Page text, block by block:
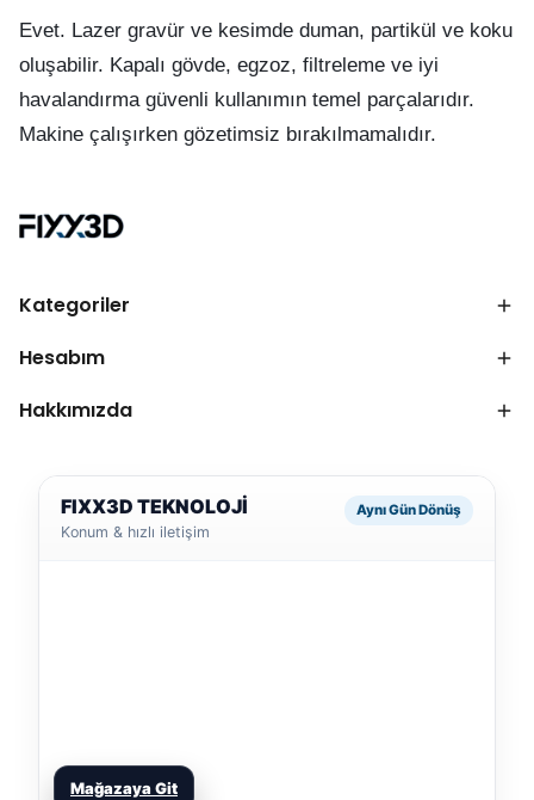
Evet. Lazer gravür ve kesimde duman, partikül ve koku
oluşabilir. Kapalı gövde, egzoz, filtreleme ve iyi
havalandırma güvenli kullanımın temel parçalarıdır.
Makine çalışırken gözetimsiz bırakılmamalıdır.
Kategoriler
Hesabım
Hakkımızda
FIXX3D TEKNOLOJİ
Konum & hızlı iletişim
Aynı Gün Dönüş
Mağazaya Git